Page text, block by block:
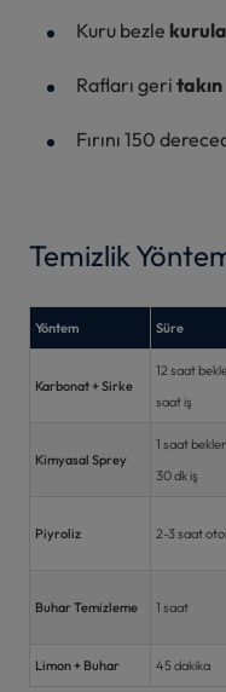
Kuru bezle
Rafları geri takın
Fırını 150
Temizlik
Yöntem Süre
Karbonat + Sirke
12 saat
saat iş
Kimyasal Sprey
1 saat
30 dk iş
Piyroliz 2-3 saat
Buhar Temizleme 1 saat
Limon + Buhar 45 dakika